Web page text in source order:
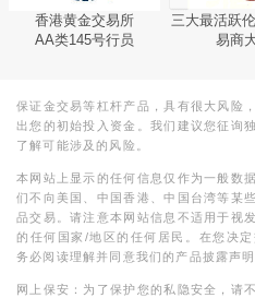
香港黄金交易所
AA类145号行员
三大最活跃
易商
保证金交易等杠杆产品，具有很大风险
出您的初始投入资金。我们建议您征询
了解可能涉及的风险。
本网站上显示的任何信息仅作为一般数
们不向美国、中国香港、中国台湾等某
品交易。请注意本网站信息不适用于视
的任何国家/地区的任何居民。在您决
务必阅读理解并同意我们的产品披露声
网上保安：为了保护您的私隐安全，请